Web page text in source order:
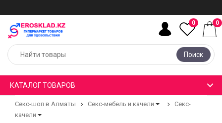
Поиск
0 0
КАТАЛОГ ТОВАРОВ
Секс-шоп в Алматы Секс-мебель и качели
Секс-
качели